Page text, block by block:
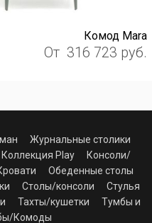
Комод Mara
От 316 723 руб.
Журнальные столики
Коллекция Play
Консоли/
Обеденные столы
Столы/консоли
Стулья
Тахты/кушетки
Тумбы и
Комоды